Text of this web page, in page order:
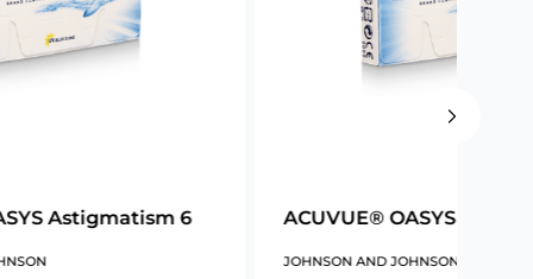
Astigmatism 6 ACUVUE® OASYS
JOHNSON AND JOHNSON